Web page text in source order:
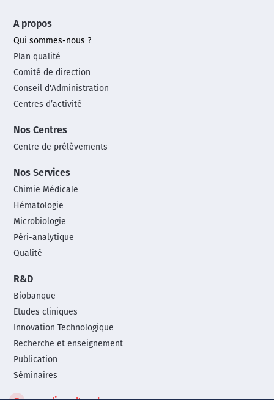
footer
menu
A propos
Qui sommes-nous ?
Plan qualité
Comité de direction
Conseil d'Administration
Centres d’activité
Nos Centres
Centre de prélèvements
Nos Services
Chimie Médicale
Hématologie
Microbiologie
Péri-analytique
Qualité
R&D
Biobanque
Etudes cliniques
Innovation Technologique
Recherche et enseignement
Publication
Séminaires